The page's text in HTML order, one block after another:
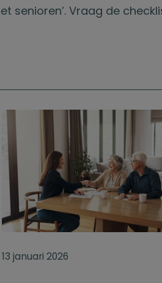
senioren’. Vraag de
13 januari 2026